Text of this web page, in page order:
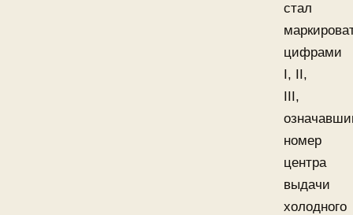
стал
цифрами
I, II,
III,
номер
центра
выдачи
холодного